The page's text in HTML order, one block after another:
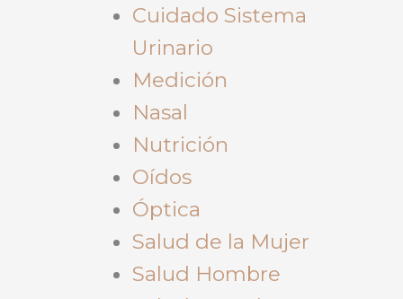
Cuidado Sistema
Urinario
Medición
Nasal
Nutrición
Oídos
Óptica
Salud de la Mujer
Salud Hombre